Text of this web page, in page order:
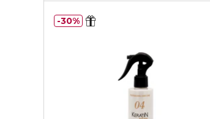
30%